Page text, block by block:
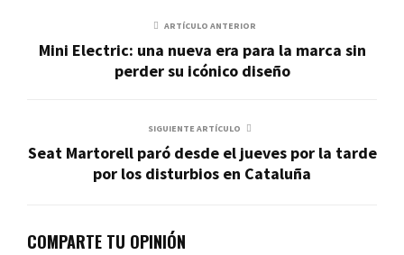
ARTÍCULO ANTERIOR
Mini Electric: una nueva era para la marca sin
perder su icónico diseño
SIGUIENTE ARTÍCULO
Seat Martorell paró desde el jueves por la tarde
por los disturbios en Cataluña
COMPARTE TU OPINIÓN